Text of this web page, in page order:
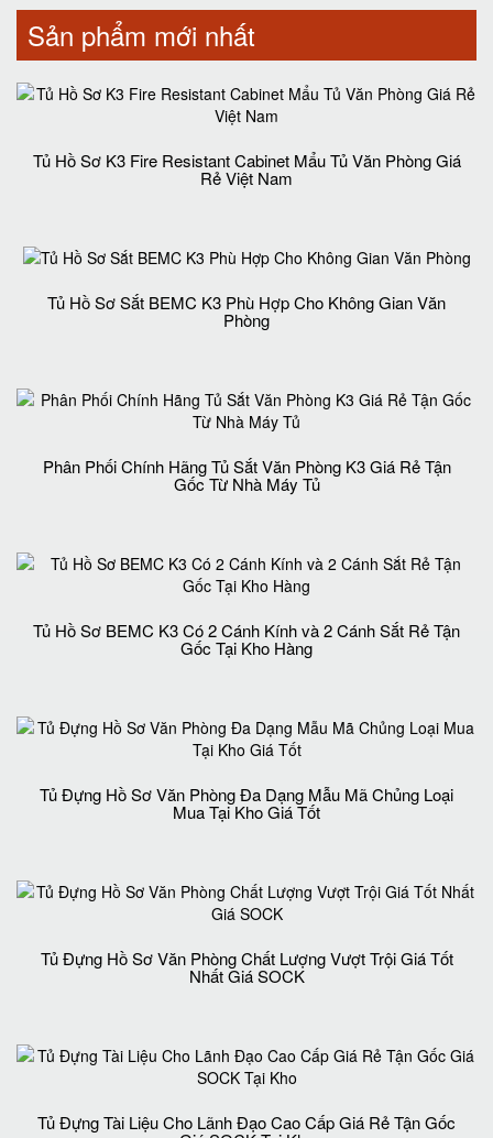
Sản phẩm mới nhất
Tủ Hồ Sơ K3 Fire Resistant Cabinet Mẩu Tủ Văn Phòng Giá
Rẻ Việt Nam
Tủ Hồ Sơ Sắt BEMC K3 Phù Hợp Cho Không Gian Văn
Phòng
Phân Phối Chính Hãng Tủ Sắt Văn Phòng K3 Giá Rẻ Tận
Gốc Từ Nhà Máy Tủ
Tủ Hồ Sơ BEMC K3 Có 2 Cánh Kính và 2 Cánh Sắt Rẻ Tận
Gốc Tại Kho Hàng
Tủ Đựng Hồ Sơ Văn Phòng Đa Dạng Mẫu Mã Chủng Loại
Mua Tại Kho Giá Tốt
Tủ Đựng Hồ Sơ Văn Phòng Chất Lượng Vượt Trội Giá Tốt
Nhất Giá SOCK
Tủ Đựng Tài Liệu Cho Lãnh Đạo Cao Cấp Giá Rẻ Tận Gốc